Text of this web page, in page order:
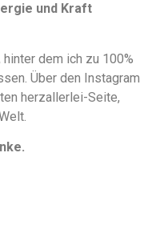
und Kraft
dem ich zu 100%
Über den Instagram
herzallerlei-Seite,